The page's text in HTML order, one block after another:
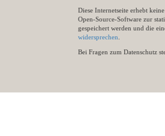
Diese Internetseite erhebt
Open-Source-Software zur
gespeichert werden und die
widersprechen
Bei Fragen zum Datenschutz